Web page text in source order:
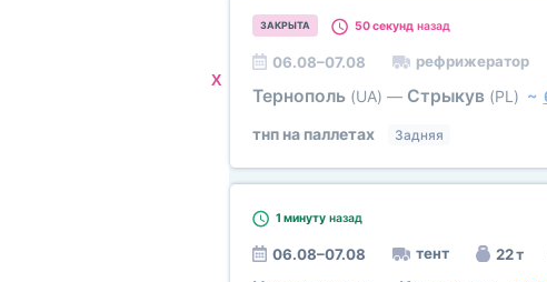
X
ЗАКРЫТА 50 секундназад
06.08–07.08 рефрижератор
Тернополь (UA) — Стрыкув (PL) ~
тнп на паллетах
Задняя
1 минутуназад
06.08–07.08 тент 22 т